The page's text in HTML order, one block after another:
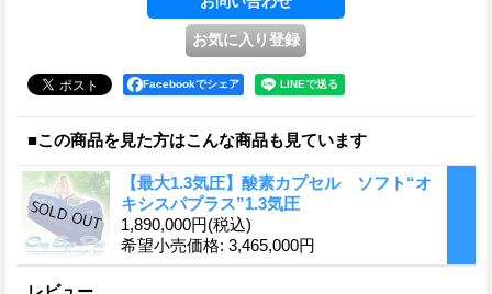
Facebookでシェア
■この商品を見た方はこんな商品も見ています
【最大1.3気圧】酸素カプセル ソフト“オ
キシスパプラス”1.3気圧
1,890,000円(税込)
希望小売価格: 3,465,000円